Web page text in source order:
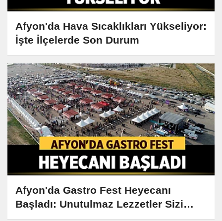
Afyon'da Hava Sıcaklıkları Yükseliyor:
İşte İlçelerde Son Durum
Afyon'da Gastro Fest Heyecanı
Başladı: Unutulmaz Lezzetler Sizi
Bekliyor!